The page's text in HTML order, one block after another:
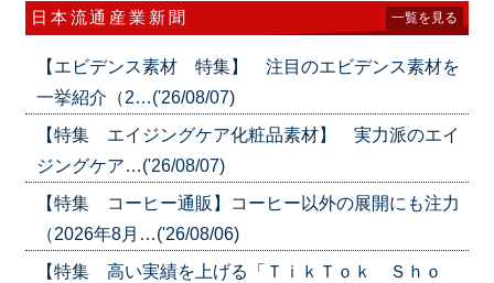
日本流通産業新聞 一覧を見る
【エビデンス素材 特集】 注目のエビデンス素材を
一挙紹介（2…('26/08/07)
【特集 エイジングケア化粧品素材】 実力派のエイ
ジングケア…('26/08/07)
【特集 コーヒー通販】コーヒー以外の展開にも注力
（2026年8月…('26/08/06)
【特集 高い実績を上げる「ＴｉｋＴｏｋ Ｓｈｏ